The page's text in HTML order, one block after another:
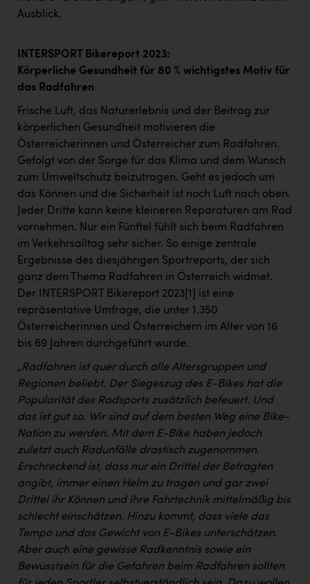
Ausblick.
INTERSPORT Bikereport 2023:
Körperliche Gesundheit für 80 % wichtigstes Motiv für
das Radfahren
Frische Luft, das Naturerlebnis und der Beitrag zur
körperlichen Gesundheit motivieren die
Österreicherinnen und Österreicher zum Radfahren.
Gefolgt von der Sorge für das Klima und dem Wunsch
zum Umweltschutz beizutragen. Geht es jedoch um
das Können und die Sicherheit ist noch Luft nach oben.
Jeder Dritte kann keine kleineren Reparaturen am Rad
vornehmen. Nur ein Fünftel fühlt sich beim Radfahren
im Verkehrsalltag sehr sicher. So einige zentrale
Ergebnisse des diesjährigen Sportreports, der sich
ganz dem Thema Radfahren in Österreich widmet.
Der INTERSPORT Bikereport 2023 [1]
ist eine
repräsentative Umfrage, die unter 1.350
Österreicherinnen und Österreichern im Alter von 16
bis 69 Jahren durchgeführt wurde.
„Radfahren ist quer durch alle Altersgruppen und
Regionen beliebt. Der Siegeszug des E-Bikes hat die
Popularität des Radsports zusätzlich befeuert. Und
das ist gut so. Wir sind auf dem besten Weg eine Bike-
Nation zu werden. Mit dem E-Bike haben jedoch
zuletzt auch Radunfälle drastisch zugenommen.
Erschreckend ist, dass nur ein Drittel der Befragten
angibt, immer einen Helm zu tragen und gar zwei
Drittel ihr Können und ihre Fahrtechnik mittelmäßig bis
schlecht einschätzen. Hinzu kommt, dass viele das
Tempo und das Gewicht von E-Bikes unterschätzen.
Aber auch eine gewisse Radkenntnis sowie ein
Bewusstsein für die Gefahren beim Radfahren sollten